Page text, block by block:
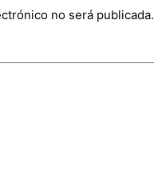
no será publicada.